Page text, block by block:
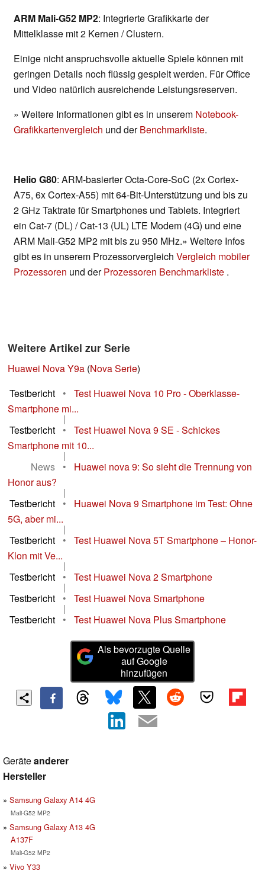
ARM Mali-G52 MP2: Integrierte Grafikkarte der
Mittelklasse mit 2 Kernen / Clustern.
Einige nicht anspruchsvolle aktuelle Spiele können mit
geringen Details noch flüssig gespielt werden. Für Office
und Video natürlich ausreichende Leistungsreserven.
» Weitere Informationen gibt es in unserem Notebook-
Grafikkartenvergleich und derBenchmarkliste.
Helio G80: ARM-basierter Octa-Core-SoC (2x Cortex-
A75, 6x Cortex-A55) mit 64-Bit-Unterstützung und bis zu
2 GHz Taktrate für Smartphones und Tablets. Integriert
ein Cat-7 (DL) / Cat-13 (UL) LTE Modem (4G) und eine
ARM Mali-G52 MP2 mit bis zu 950 MHz.» Weitere Infos
gibt es in unserem Prozessorvergleich Vergleich mobiler
Prozessoren und derProzessoren Benchmarkliste .
Weitere Artikel zur Serie
Huawei Nova Y9a (Nova Serie)
Testbericht
•
Test Huawei Nova 10 Pro - Oberklasse-
Smartphone mi...
|
Testbericht
•
Test Huawei Nova 9 SE - Schickes
Smartphone mit 10...
|
News
•
Huawei nova 9: So sieht die Trennung von
Honor aus?
|
Testbericht
•
Huawei Nova 9 Smartphone im Test: Ohne
5G, aber mi...
|
Testbericht
•
Test Huawei Nova 5T Smartphone – Honor-
Klon mit Ve...
|
Testbericht
• Test Huawei Nova 2 Smartphone
|
Testbericht
• Test Huawei Nova Smartphone
|
Testbericht
• Test Huawei Nova Plus Smartphone
Als bevorzugte Quelle
auf Google
hinzufügen
Geräteanderer
Hersteller
Samsung Galaxy A14 4G
Mali-G52 MP2
Samsung Galaxy A13 4G
A137F
Mali-G52 MP2
Vivo Y33